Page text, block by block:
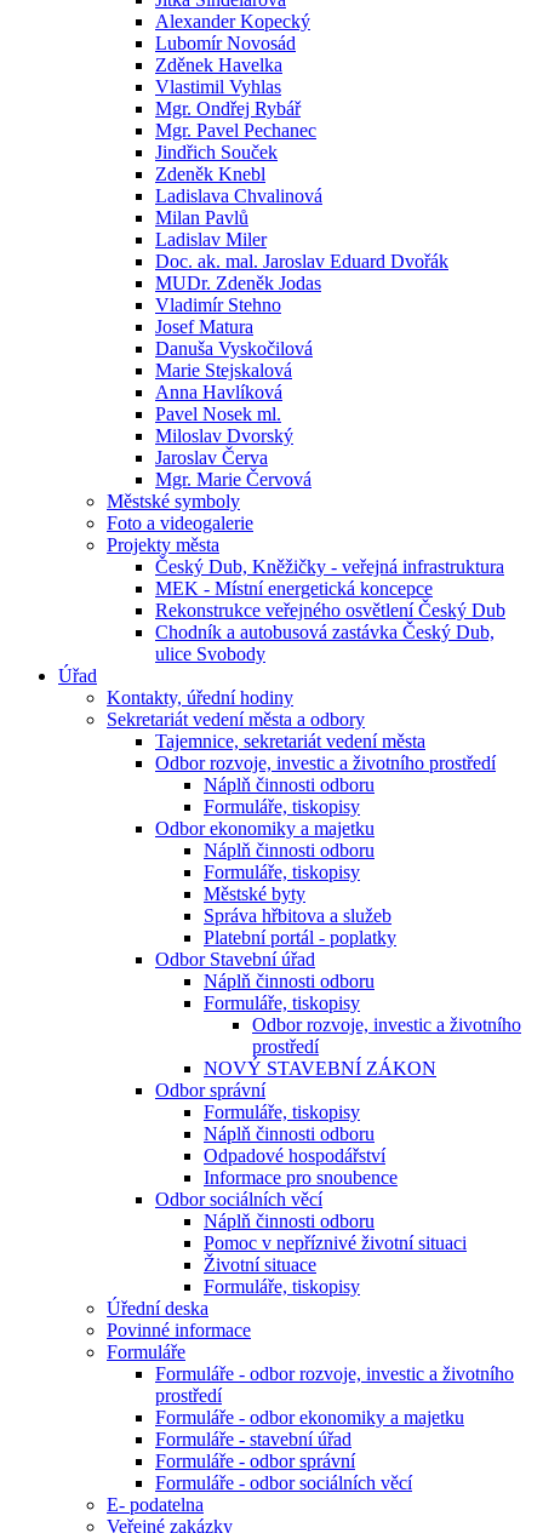
Alexander Kopecký
Lubomír Novosád
Zděnek Havelka
Vlastimil Vyhlas
Mgr. Ondřej Rybář
Mgr. Pavel Pechanec
Jindřich Souček
Zdeněk Knebl
Ladislava Chvalinová
Milan Pavlů
Ladislav Miler
Doc. ak. mal. Jaroslav Eduard Dvořák
MUDr. Zdeněk Jodas
Vladimír Stehno
Josef Matura
Danuša Vyskočilová
Marie Stejskalová
Anna Havlíková
Pavel Nosek ml.
Miloslav Dvorský
Jaroslav Červa
Mgr. Marie Červová
Městské symboly
Foto a videogalerie
Projekty města
Český Dub, Kněžičky - veřejná infrastruktura
MEK - Místní energetická koncepce
Rekonstrukce veřejného osvětlení Český Dub
Chodník a autobusová zastávka Český Dub,
ulice Svobody
Úřad
Kontakty, úřední hodiny
Sekretariát vedení města a odbory
Tajemnice, sekretariát vedení města
Odbor rozvoje, investic a životního prostředí
Náplň činnosti odboru
Formuláře, tiskopisy
Odbor ekonomiky a majetku
Náplň činnosti odboru
Formuláře, tiskopisy
Městské byty
Správa hřbitova a služeb
Platební portál - poplatky
Odbor Stavební úřad
Náplň činnosti odboru
Formuláře, tiskopisy
Odbor rozvoje, investic a životního
prostředí
NOVÝ STAVEBNÍ ZÁKON
Odbor správní
Formuláře, tiskopisy
Náplň činnosti odboru
Odpadové hospodářství
Informace pro snoubence
Odbor sociálních věcí
Náplň činnosti odboru
Pomoc v nepříznivé životní situaci
Životní situace
Formuláře, tiskopisy
Úřední deska
Povinné informace
Formuláře
Formuláře - odbor rozvoje, investic a životního
prostředí
Formuláře - odbor ekonomiky a majetku
Formuláře - stavební úřad
Formuláře - odbor správní
Formuláře - odbor sociálních věcí
E- podatelna
Veřejné zakázky